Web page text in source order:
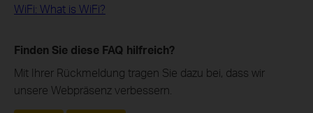
WiFi: What is WiFi?
Finden Sie diese FAQ hilfreich?
Mit Ihrer Rückmeldung tragen Sie dazu bei, dass wir
unsere Webpräsenz verbessern.